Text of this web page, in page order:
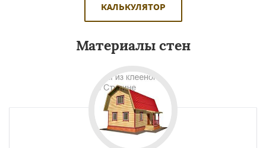
КАЛЬКУЛЯТОР
Материалы стен